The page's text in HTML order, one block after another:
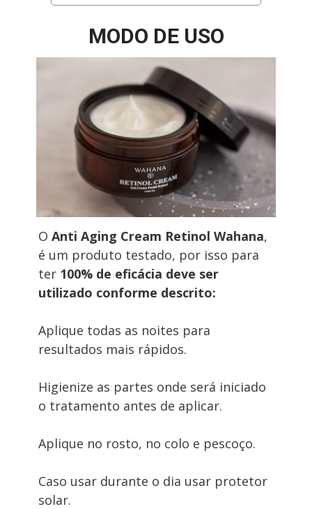
MODO DE USO
O Anti Aging Cream Retinol Wahana,
é um produto testado, por isso para
ter 100% de eficácia deve ser
utilizado conforme descrito:
Aplique todas as noites para
resultados mais rápidos.
Higienize as partes onde será iniciado
o tratamento antes de aplicar.
Aplique no rosto, no colo e pescoço.
Caso usar durante o dia usar protetor
solar.